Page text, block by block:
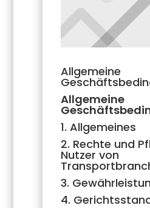
Allgemeine
Allgemeine
1. Allgemeines
2. Rechte und
Nutzer von
3.
4.